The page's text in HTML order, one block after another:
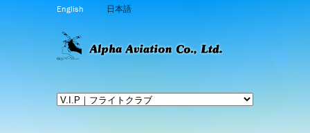
English 日本語